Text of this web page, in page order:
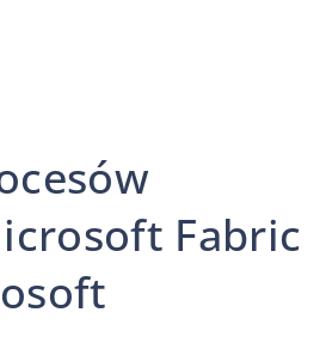
Fabric